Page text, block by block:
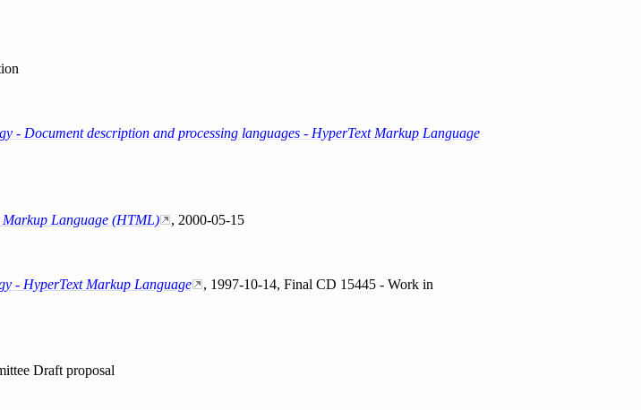
- Document description and processing languages - HyperText Markup Language
Language (HTML) , 2000-05-15
- HyperText Markup Language , 1997-10-14, Final CD 15445 - Work in
Draft proposal